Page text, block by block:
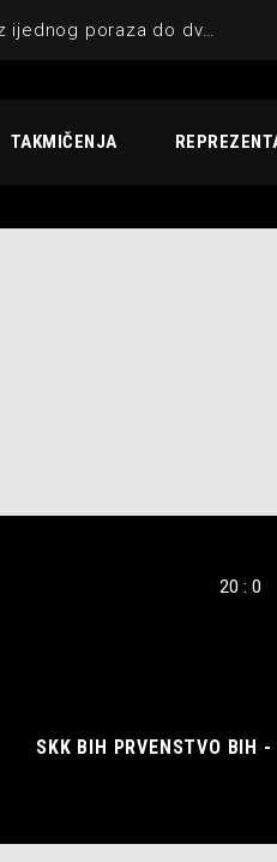
KIK UNA-SANA BIHAĆ : Bez ijednog poraza do dvostruke krune
TAKMIČENJA
20 : 0
SKK BIH PRVENSTVO BIH